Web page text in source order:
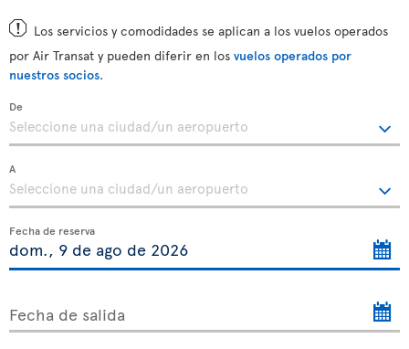
Los servicios y comodidades se aplican a los vuelos operados
por Air Transat y pueden diferir en los vuelos operados por
nuestros socios.
De
A
Fecha de reserva
Fecha de salida